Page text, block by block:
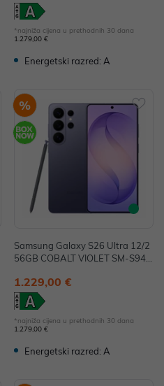
*najniža cijena u prethodnih 30 dana
1.279,00 €
Energetski razred: A
%
Samsung Galaxy S26 Ultra 12/2
56GB COBALT VIOLET SM-S948
1.229,00 €
*najniža cijena u prethodnih 30 dana
1.279,00 €
Energetski razred: A